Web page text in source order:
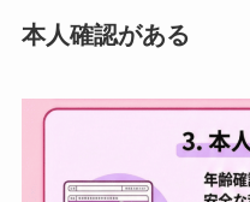
本人確認がある